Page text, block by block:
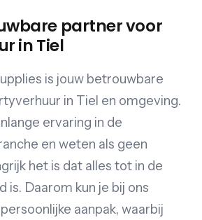
partner voor
in Tiel
is jouw betrouwbare
in Tiel en omgeving.
ervaring in de
en weten als geen
het is dat alles tot in de
is. Daarom kun je bij ons
aanpak, waarbij